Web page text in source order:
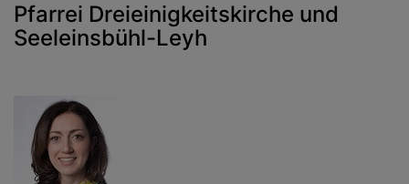
Pfarrei Dreieinigkeitskirche und
Seeleinsbühl-Leyh